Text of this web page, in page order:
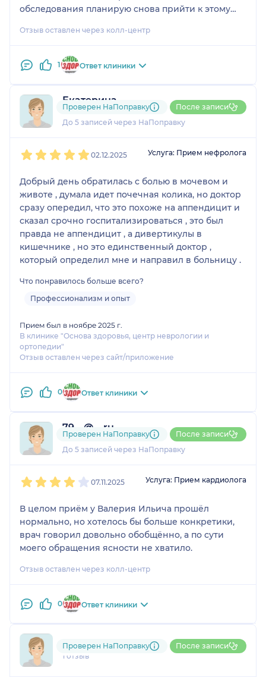
обследования планирую снова прийти к этому
Отзыв оставлен через колл-центр
1 Ответ клиники
Екатерина
1 отзыв
До 5 записей через НаПоправку
Проверен НаПоправку После записи
02.12.2025 Услуга: Прием нефролога
Добрый день обратилась с болью в мочевом и
животе , думала идет почечная колика, но доктор
сразу опередил, что это похоже на аппендицит и
сказал срочно госпитализироваться , это был
правда не аппендицит , а дивертикулы в
кишечнике , но это единственный доктор ,
который определил мне и направил в больницу .
Что понравилось больше всего?
Профессионализм и опыт
Прием был в ноябре 2025 г.
В клинике "Основа здоровья, центр неврологии и
ортопедии"
Отзыв оставлен через сайт/приложение
0 Ответ клиники
79....@....ru
1 отзыв
До 5 записей через НаПоправку
Проверен НаПоправку После записи
07.11.2025 Услуга: Прием кардиолога
В целом приём у Валерия Ильича прошёл
нормально, но хотелось бы больше конкретики,
врач говорил довольно обобщённо, а по сути
моего обращения ясности не хватило.
Отзыв оставлен через колл-центр
0 Ответ клиники
796....@....ru
1 отзыв
Проверен НаПоправку После записи